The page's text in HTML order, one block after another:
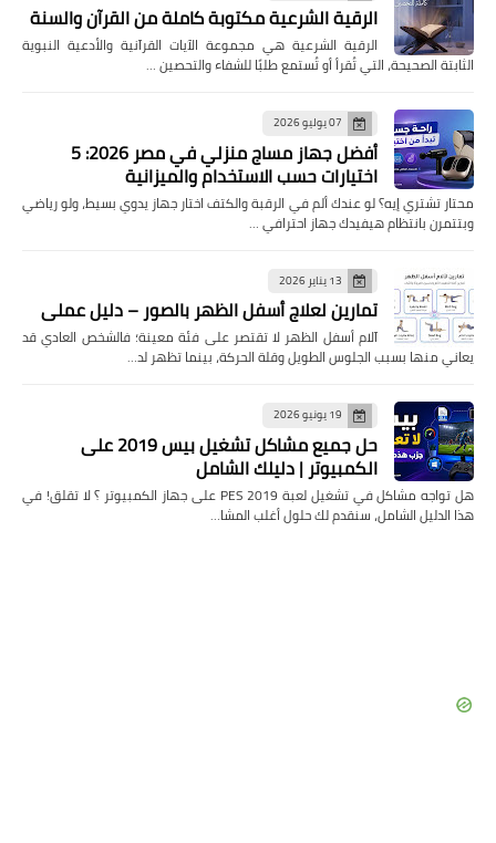
الرقية الشرعية مكتوبة كاملة من القرآن والسنة
الرقية الشرعية هي مجموعة الآيات القرآنية والأدعية النبوية
الثابتة الصحيحة، التي تُقرأ أو تُستمع طلبًا للشفاء والتحصين …
07 يوليو 2026
أفضل جهاز مساج منزلي في مصر 2026: 5
اختيارات حسب الاستخدام والميزانية
محتار تشتري إيه؟ لو عندك ألم في الرقبة والكتف اختار جهاز يدوي بسيط، ولو رياضي
وبتتمرن بانتظام هيفيدك جهاز احترافي …
13 يناير 2026
تمارين لعلاج أسفل الظهر بالصور – دليل عملي
آلام أسفل الظهر لا تقتصر على فئة معينة؛ فالشخص العادي قد
يعاني منها بسبب الجلوس الطويل وقلة الحركة، بينما تظهر لد…
19 يونيو 2026
حل جميع مشاكل تشغيل بيس 2019 على
الكمبيوتر | دليلك الشامل
هل تواجه مشاكل في تشغيل لعبة PES 2019 على جهاز الكمبيوتر ؟ لا تقلق! في
هذا الدليل الشامل، سنقدم لك حلول أغلب المشا…